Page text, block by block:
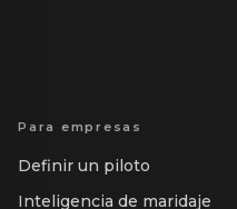
Para empresas
Definir un piloto
Inteligencia de maridaje